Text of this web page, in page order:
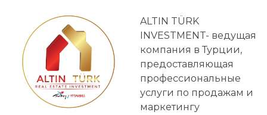
ALTIN TÜRK
INVESTMENT- ведущая
компания в Турции,
предоставляющая
профессиональные
услуги по продажам и
маркетингу